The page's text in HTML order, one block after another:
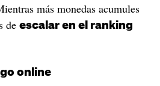
más monedas acumules
de escalar en el ranking
online